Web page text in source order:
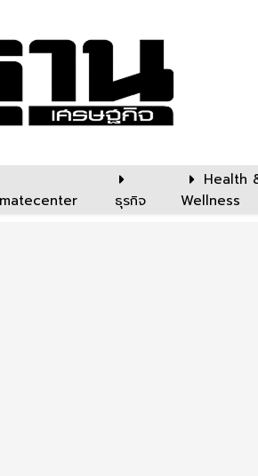
ธุรกิจ
Health
Wellness